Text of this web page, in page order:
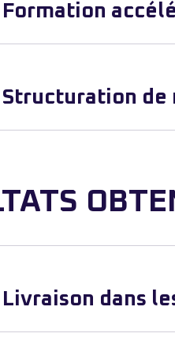
Formation
Structuration de
Livraison dans